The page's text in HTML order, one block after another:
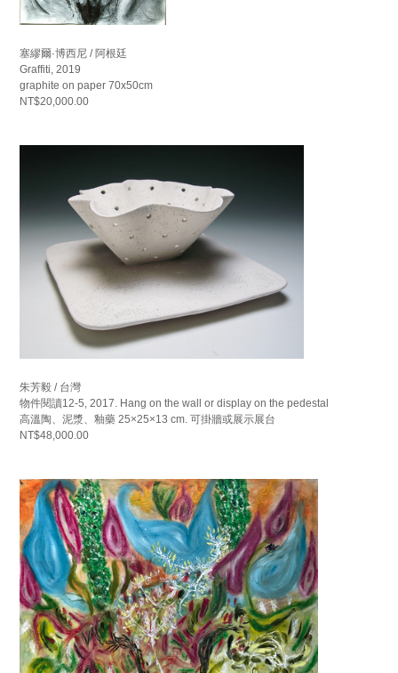
塞繆爾·博西尼 / 阿根廷
Graffiti, 2019
graphite on paper 70x50cm
NT$20,000.00
朱芳毅 / 台灣
物件閱讀12-5, 2017. Hang on the wall or display on the pedestal
高溫陶、泥漿、釉藥 25×25×13 cm. 可掛牆或展示展台
NT$48,000.00